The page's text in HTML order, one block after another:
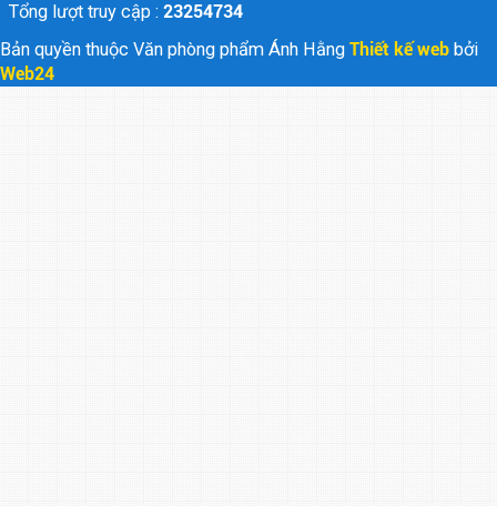
Tổng lượt truy cập : 23254734
Bản quyền thuộc Văn phòng phẩm Ánh Hằng Thiết kế web bởi
Web24